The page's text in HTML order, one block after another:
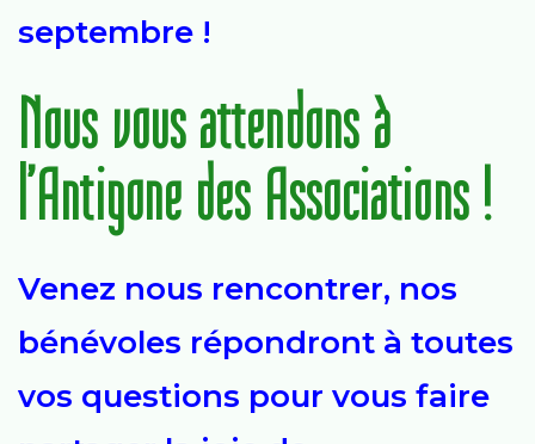
septembre !
Nous vous attendons à
l’Antigone des Associations !
Venez nous rencontrer, nos
bénévoles répondront à toutes
vos questions pour vous faire